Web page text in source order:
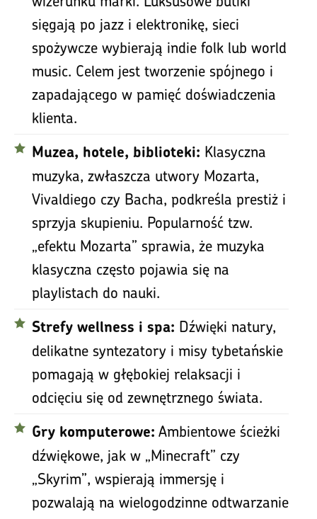
sięgają po jazz i elektronikę, sieci
spożywcze wybierają indie folk lub world
music. Celem jest tworzenie spójnego i
zapadającego w pamięć doświadczenia
klienta.
Muzea, hotele, biblioteki: Klasyczna
muzyka, zwłaszcza utwory Mozarta,
Vivaldiego czy Bacha, podkreśla prestiż i
sprzyja skupieniu. Popularność tzw.
„efektu Mozarta” sprawia, że muzyka
klasyczna często pojawia się na
playlistach do nauki.
Strefy wellness i spa: Dźwięki natury,
delikatne syntezatory i misy tybetańskie
pomagają w głębokiej relaksacji i
odcięciu się od zewnętrznego świata.
Gry komputerowe: Ambientowe ścieżki
dźwiękowe, jak w „Minecraft” czy
„Skyrim”, wspierają immersję i
pozwalają na wielogodzinne odtwarzanie